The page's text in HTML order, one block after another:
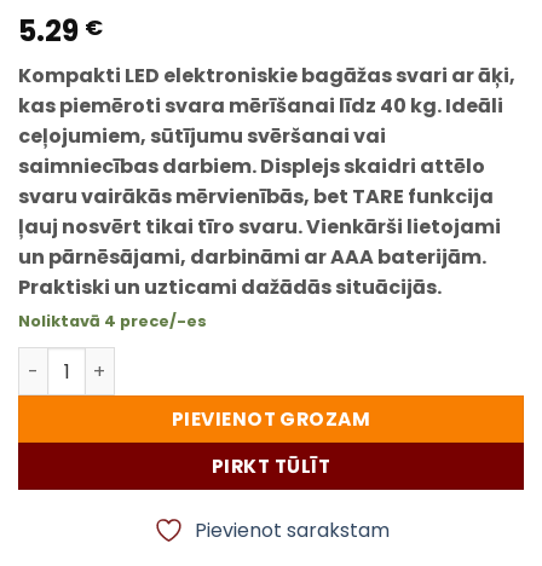
5.29 €
Kompakti LED elektroniskie bagāžas svari ar āķi,
kas piemēroti svara mērīšanai līdz 40 kg. Ideāli
ceļojumiem, sūtījumu svēršanai vai
saimniecības darbiem. Displejs skaidri attēlo
svaru vairākās mērvienībās, bet TARE funkcija
ļauj nosvērt tikai tīro svaru. Vienkārši lietojami
un pārnēsājami, darbināmi ar AAA baterijām.
Praktiski un uzticami dažādās situācijās.
Noliktavā 4 prece/-es
LED bagāžas svari ar āķi – elektroniski rokas svari līdz
PIEVIENOT GROZAM
PIRKT TŪLĪT
Pievienot sarakstam